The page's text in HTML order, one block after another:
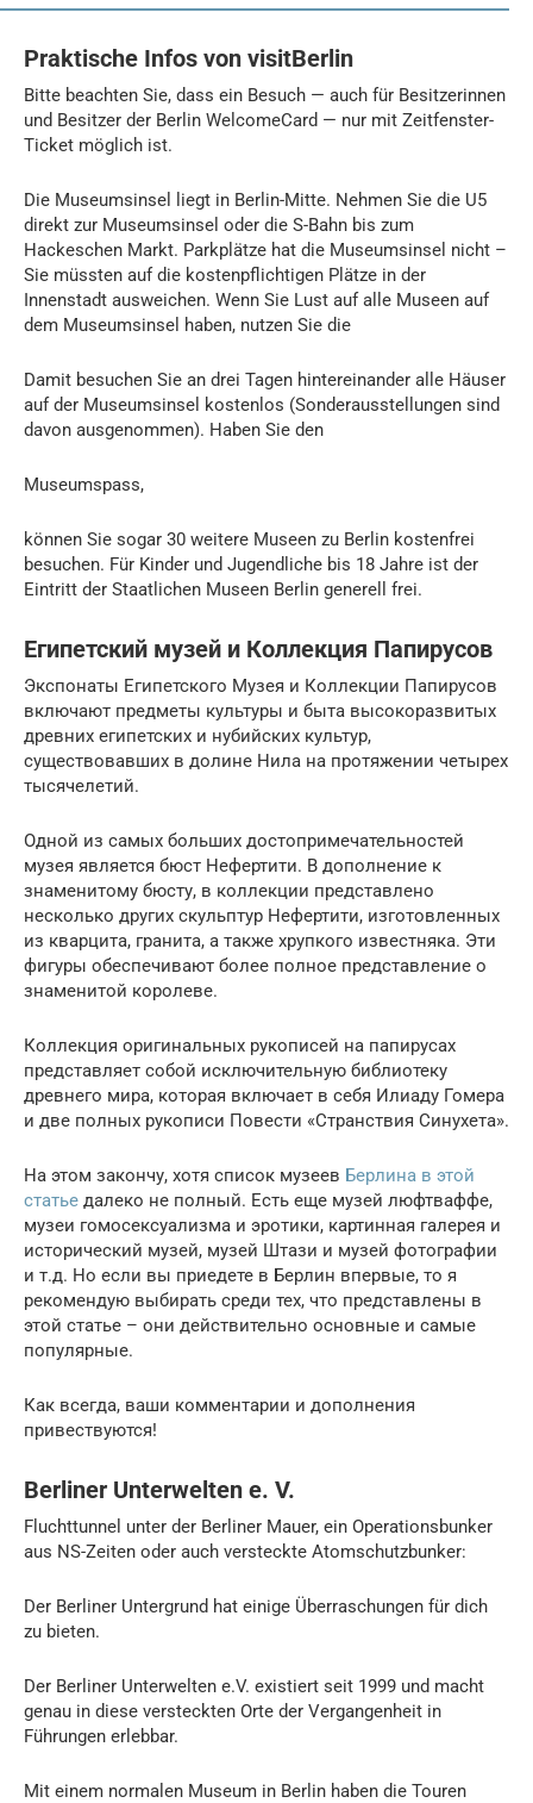
Praktische Infos von visitBerlin
Bitte beachten Sie, dass ein Besuch — auch für Besitzerinnen
und Besitzer der Berlin WelcomeCard — nur mit Zeitfenster-
Ticket möglich ist.
Die Museumsinsel liegt in Berlin-Mitte. Nehmen Sie die U5
direkt zur Museumsinsel oder die S-Bahn bis zum
Hackeschen Markt. Parkplätze hat die Museumsinsel nicht –
Sie müssten auf die kostenpflichtigen Plätze in der
Innenstadt ausweichen. Wenn Sie Lust auf alle Museen auf
dem Museumsinsel haben, nutzen Sie die
Damit besuchen Sie an drei Tagen hintereinander alle Häuser
auf der Museumsinsel kostenlos (Sonderausstellungen sind
davon ausgenommen). Haben Sie den
Museumspass,
können Sie sogar 30 weitere Museen zu Berlin kostenfrei
besuchen. Für Kinder und Jugendliche bis 18 Jahre ist der
Eintritt der Staatlichen Museen Berlin generell frei.
Египетский музей и Коллекция Папирусов
Экспонаты Египетского Музея и Коллекции Папирусов
включают предметы культуры и быта высокоразвитых
древних египетских и нубийских культур,
существовавших в долине Нила на протяжении четырех
тысячелетий.
Одной из самых больших достопримечательностей
музея является бюст Нефертити. В дополнение к
знаменитому бюсту, в коллекции представлено
несколько других скульптур Нефертити, изготовленных
из кварцита, гранита, а также хрупкого известняка. Эти
фигуры обеспечивают более полное представление о
знаменитой королеве.
Коллекция оригинальных рукописей на папирусах
представляет собой исключительную библиотеку
древнего мира, которая включает в себя Илиаду Гомера
и две полных рукописи Повести «Странствия Синухета».
На этом закончу, хотя список музеев Берлина в этой
статье далеко не полный. Есть еще музей люфтваффе,
музеи гомосексуализма и эротики, картинная галерея и
исторический музей, музей Штази и музей фотографии
и т.д. Но если вы приедете в Берлин впервые, то я
рекомендую выбирать среди тех, что представлены в
этой статье – они действительно основные и самые
популярные.
Как всегда, ваши комментарии и дополнения
привествуются!
Berliner Unterwelten e. V.
Fluchttunnel unter der Berliner Mauer, ein Operationsbunker
aus NS-Zeiten oder auch versteckte Atomschutzbunker:
Der Berliner Untergrund hat einige Überraschungen für dich
zu bieten.
Der Berliner Unterwelten e.V. existiert seit 1999 und macht
genau in diese versteckten Orte der Vergangenheit in
Führungen erlebbar.
Mit einem normalen Museum in Berlin haben die Touren